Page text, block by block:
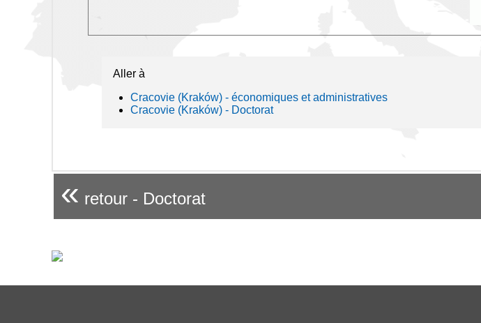
Aller à
Cracovie (Kraków) - économiques et administratives
Cracovie (Kraków) - Doctorat
« retour - Doctorat